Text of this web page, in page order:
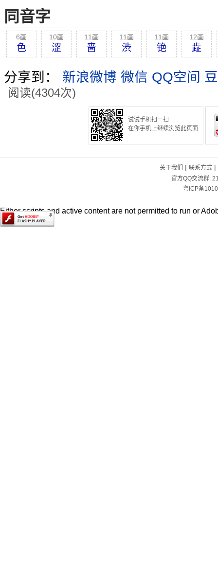
同音字
6画
色
10画
涩
11画
啬
11画
渋
11画
铯
12画
歮
分享到： 新浪微博 微信 QQ空间
阅读(4304次)
试试手机扫一扫
在你手机上继续浏览此页面
关于我们 | 联系方式|
官方QQ交流群:
粤ICP备
Either scripts and active content are not permitted to run or